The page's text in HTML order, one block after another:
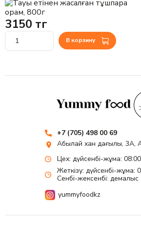
орам, 800г
3150 тг
В корзину
+7 (705) 498 00 69
Абылай хан даңғылы, 3А,
Цех: дүйсенбі-жұма:
Жеткізу: дүйсенбі-жұма:
Сенбі-жексенбі: демалыс
yummyfoodkz